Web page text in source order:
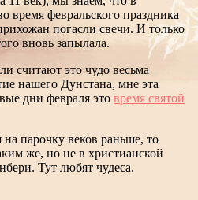
время февральского праздника
погасли свечи. И только
вновь запылала.
считают это чудо весьма
нашего Дунстана, мне эта
дни февраля это время святой
парочку веков раньше, то
же, но не в христианской
Тут любят чудеса.